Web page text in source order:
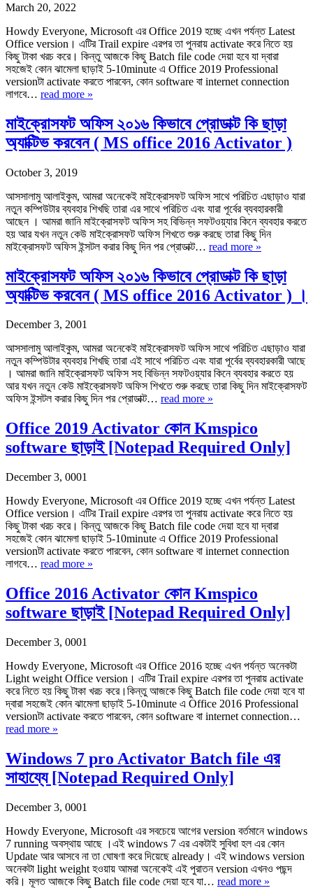
March 20, 2022
Howdy Everyone, Microsoft এর Office 2019 হচ্ছে এখন পর্যন্ত Latest
Office version। এটির Trail expire এরপর তা পুনরায় activate করে নিতে হয়
কিছু টাকা খরচ করে। কিন্তু আজকে কিছু Batch file code দেয়া হবে যা দ্বারা
সহজেই কোন ঝামেলা ছাড়াই 5-10minute এ Office 2019 Professional
versionটা activate করতে পারবেন, কোন software বা internet connection
লাগবে… read more »
মাইক্রোসফট অফিস ২০১৬ কিভাবে প্রোডাক্ট কি ছাড়া
অ্যাক্টিভ করবেন ( MS office 2016 Activator )
October 3, 2019
আসসালামু আলাইকুম, আমরা অনেকেই মাইক্রোসফট অফিস সাথে পরিচিত এছাড়াও যারা
নতুন কম্পিউটার ব্যবহার শিখছি তারা এর সাথে পরিচিত এবং যারা পূর্বের ব্যবহারকারী
আছেন । আমরা জানি মাইক্রোসফট অফিস সহ বিভিন্ন সফটওয়্যার কিনে ব্যবহার করতে
হয় আর যখন নতুন কেউ মাইক্রোসফট অফিস শিখতে শুরু করছে তারা কিছু দিন
মাইক্রোসফট অফিস ইন্সটল করার কিছু দিন পর প্রোডাক্ট… read more »
মাইক্রোসফট অফিস ২০১৬ কিভাবে প্রোডাক্ট কি ছাড়া
অ্যাক্টিভ করবেন ( MS office 2016 Activator ) ।
December 3, 2001
আসসালামু আলাইকুম, আমরা অনেকেই মাইক্রোসফট অফিস সাথে পরিচিত এছাড়াও যারা
নতুন কম্পিউটার ব্যবহার শিখছি তারা এই সাথে পরিচিত এবং যারা পূর্বের ব্যবহারকারী আছে
। আমরা জানি মাইক্রোসফট অফিস সহ বিভিন্ন সফটওয়্যার কিনে ব্যবহার করতে হয়
আর যখন নতুন কেউ মাইক্রোসফট অফিস শিখতে শুরু করছে তারা কিছু দিন মাইক্রোসফট
অফিস ইন্সটল করার কিছু দিন পর প্রোডাক্ট… read more »
Office 2019 Activator কোন Kmspico
software ছাড়াই [Notepad Required Only]
December 3, 0001
Howdy Everyone, Microsoft এর Office 2019 হচ্ছে এখন পর্যন্ত Latest
Office version। এটির Trail expire এরপর তা পুনরায় activate করে নিতে হয়
কিছু টাকা খরচ করে। কিন্তু আজকে কিছু Batch file code দেয়া হবে যা দ্বারা
সহজেই কোন ঝামেলা ছাড়াই 5-10minute এ Office 2019 Professional
versionটা activate করতে পারবেন, কোন software বা internet connection
লাগবে… read more »
Office 2016 Activator কোন Kmspico
software ছাড়াই [Notepad Required Only]
December 3, 0001
Howdy Everyone, Microsoft এর Office 2016 হচ্ছে এখন পর্যন্ত অনেকটা
Light weight Office version। এটির Trail expire এরপর তা পুনরায় activate
করে নিতে হয় কিছু টাকা খরচ করে।কিন্তু আজকে কিছু Batch file code দেয়া হবে যা
দ্বারা সহজেই কোন ঝামেলা ছাড়াই 5-10minute এ Office 2016 Professional
versionটা activate করতে পারবেন, কোন software বা internet connection…
read more »
Windows 7 pro Activator Batch file এর
সাহায্যে [Notepad Required Only]
December 3, 0001
Howdy Everyone, Microsoft এর সবচেয়ে আগের version বর্তমানে windows
7 running অবস্থায় আছে ।এই windows 7 এর একটাই সুবিধা হল এর কোন
Update আর আসবে না তা ঘোষণা করে দিয়েছে already। এই windows version
অনেকটা light weight হওয়ায় আমরা অনেকেই এই পুরাতন version এখনও পছন্দ
করি। মূলত আজকে কিছু Batch file code দেয়া হবে যা… read more »